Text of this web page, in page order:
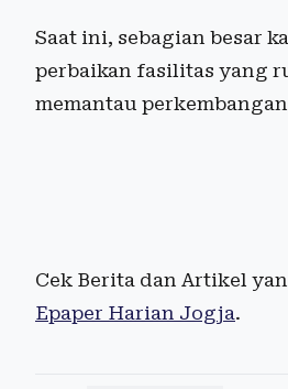
Saat ini, sebagian besar
perbaikan fasilitas yang
memantau
Cek Berita dan Artikel
Epaper Harian Jogja.